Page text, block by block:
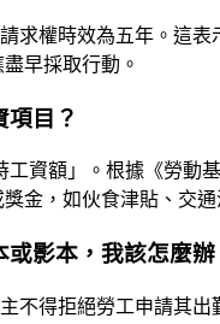
求權時效為五年。這
早採取行動。
項目？
資額」。根據《勞動
金，如伙食津貼、交
影本，我該怎麼辦
不得拒絕勞工申請其